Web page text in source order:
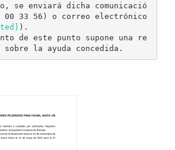
se enviará dicha comunicació
33 56) o correo electrónico
).
de este punto supone una re